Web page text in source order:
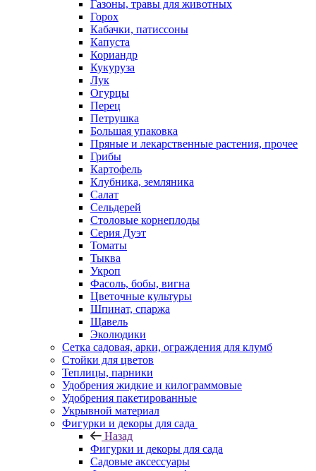
Газоны, травы для животных
Горох
Кабачки, патиссоны
Капуста
Кориандр
Кукуруза
Лук
Огурцы
Перец
Петрушка
Большая упаковка
Пряные и лекарственные растения, прочее
Грибы
Картофель
Клубника, земляника
Салат
Сельдерей
Столовые корнеплоды
Серия Дуэт
Томаты
Тыква
Укроп
Фасоль, бобы, вигна
Цветочные культуры
Шпинат, спаржа
Щавель
Эколюдики
Сетка садовая, арки, ограждения для клумб
Стойки для цветов
Теплицы, парники
Удобрения жидкие и килограммовые
Удобрения пакетированные
Укрывной материал
Фигурки и декоры для сада
Назад
Фигурки и декоры для сада
Садовые аксессуары